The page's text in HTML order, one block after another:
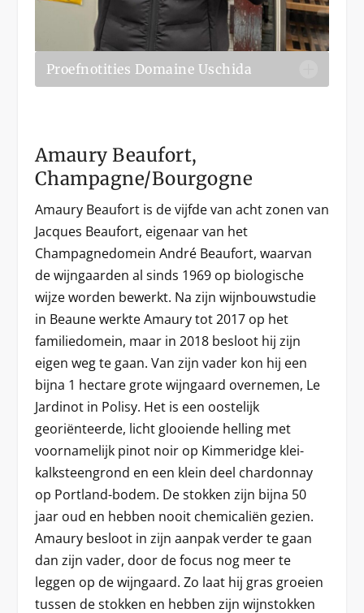
Proefnotities Domaine Uschida
Amaury Beaufort,
Champagne/Bourgogne
Amaury Beaufort is de vijfde van acht zonen van
Jacques Beaufort, eigenaar van het
Champagnedomein André Beaufort, waarvan
de wijngaarden al sinds 1969 op biologische
wijze worden bewerkt. Na zijn wijnbouwstudie
in Beaune werkte Amaury tot 2017 op het
familiedomein, maar in 2018 besloot hij zijn
eigen weg te gaan. Van zijn vader kon hij een
bijna 1 hectare grote wijngaard overnemen, Le
Jardinot in Polisy. Het is een oostelijk
georiënteerde, licht glooiende helling met
voornamelijk pinot noir op Kimmeridge klei-
kalksteengrond en een klein deel chardonnay
op Portland-bodem. De stokken zijn bijna 50
jaar oud en hebben nooit chemicaliën gezien.
Amaury besloot in zijn aanpak verder te gaan
dan zijn vader, door de focus nog meer te
leggen op de wijngaard. Zo laat hij gras groeien
tussen de stokken en hebben zijn wijnstokken